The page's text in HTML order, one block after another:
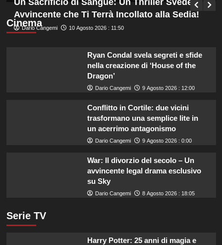
Cinema
Avvincente che Ti Terrà Incollato alla Sedia!
Dario Cangemi 10 Agosto 2026 : 11:50
Ryan Condal svela segreti e sfide
nella creazione di ‘House of the
Dragon’
Dario Cangemi 9 Agosto 2026 : 12:00
Conflitto in Cortile: due vicini
trasformano una semplice lite in
un acerrimo antagonismo
Dario Cangemi 9 Agosto 2026 : 0:00
War: Il divorzio del secolo – Un
avvincente legal drama esclusivo
su Sky
Dario Cangemi 8 Agosto 2026 : 18:05
Serie TV
Harry Potter: 25 anni di magia e